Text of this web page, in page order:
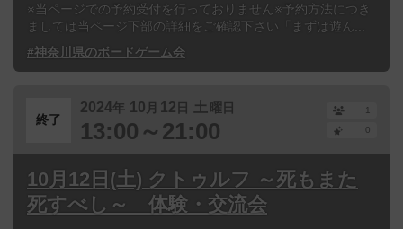
※当ページでの予約受付を行っておりません※予約方法につき
ましては当ページ下部の詳細をご確認下さい「まずは遊ん...
#神奈川県のボードゲーム会
終了
2024年 10 月 12 日 土 曜日
13:00～21:00
1
0
10月12日(土) クトゥルフ ～死もまた
死すべし～ 体験・交流会